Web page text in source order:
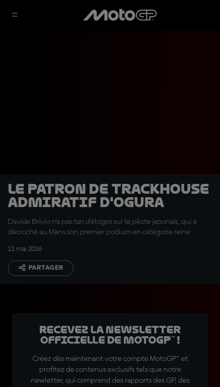
Le patron de Trackhouse
admiratif d'Ogura
Davide Brivio n'a pas tari d'éloges sur le pilote japonais, qui a
décroché au Mans son premier podium en catégorie reine
11 mai 2026
PARTAGER
Recevez la Newsletter
officielle de MotoGP™ !
Créez dès maintenant votre compte MotoGP™ et
profitez de contenus exclusifs tels que notre
newletter, qui comprend des rapports des GP, des